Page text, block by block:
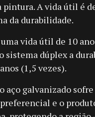
A vida útil é
da durabilidade.
vida útil de 10
sistema dúplex a
(1,5 vezes).
aço galvanizado
e o